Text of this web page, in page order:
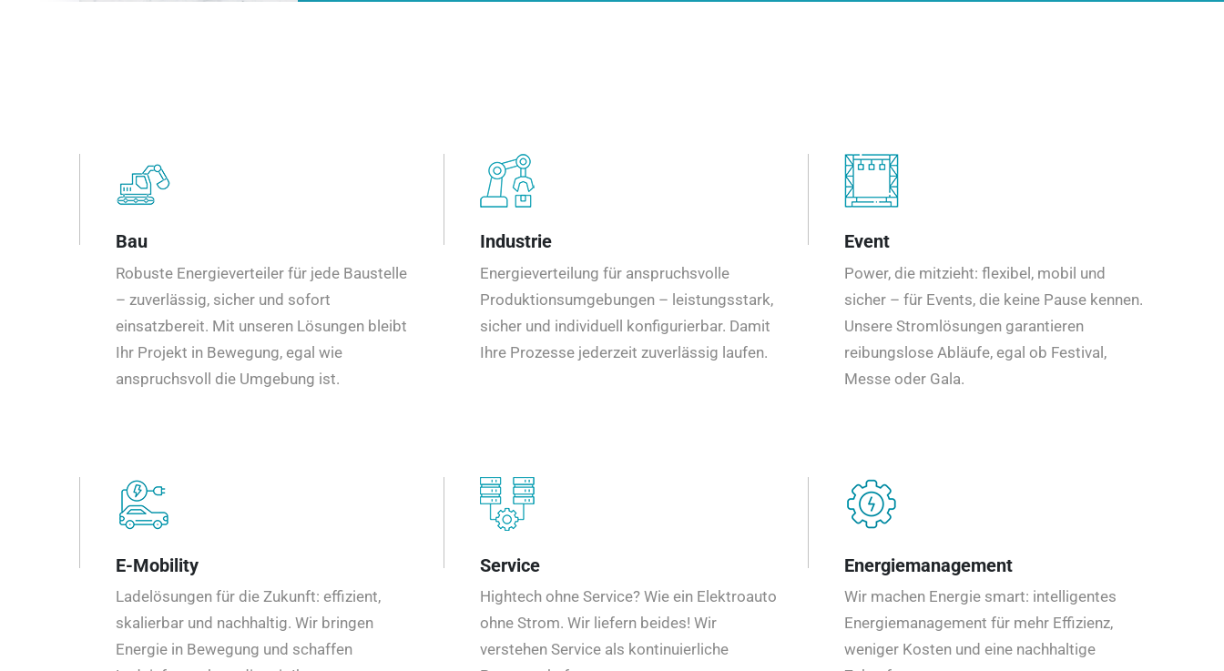
Bau
Robuste Energieverteiler für jede Baustelle
– zuverlässig, sicher und sofort
einsatzbereit. Mit unseren Lösungen bleibt
Ihr Projekt in Bewegung, egal wie
anspruchsvoll die Umgebung ist.
Industrie
Energieverteilung für anspruchsvolle
Produktionsumgebungen – leistungsstark,
sicher und individuell konfigurierbar. Damit
Ihre Prozesse jederzeit zuverlässig laufen.
Event
Power, die mitzieht: flexibel, mobil und
sicher – für Events, die keine Pause kennen.
Unsere Stromlösungen garantieren
reibungslose Abläufe, egal ob Festival,
Messe oder Gala.
E-Mobility
Ladelösungen für die Zukunft: effizient,
skalierbar und nachhaltig. Wir bringen
Energie in Bewegung und schaffen
Service
Hightech ohne Service? Wie ein Elektroauto
ohne Strom. Wir liefern beides! Wir
verstehen Service als kontinuierliche
Energiemanagement
Wir machen Energie smart: intelligentes
Energiemanagement für mehr Effizienz,
weniger Kosten und eine nachhaltige